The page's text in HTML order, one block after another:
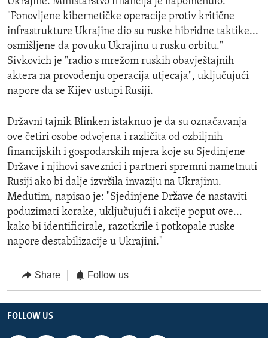
"Ponovljene kibernetičke operacije protiv kritične
infrastrukture Ukrajine dio su ruske hibridne taktike...
osmišljene da povuku Ukrajinu u rusku orbitu."
Sivkovich je "radio s mrežom ruskih obavještajnih
aktera na provođenju operacija utjecaja", uključujući
napore da se Kijev ustupi Rusiji.
Državni tajnik Blinken istaknuo je da su označavanja
ove četiri osobe odvojena i različita od ozbiljnih
financijskih i gospodarskih mjera koje su Sjedinjene
Države i njihovi saveznici i partneri spremni nametnuti
Rusiji ako bi dalje izvršila invaziju na Ukrajinu.
Međutim, napisao je: "Sjedinjene Države će nastaviti
poduzimati korake, uključujući i akcije poput ove...
kako bi identificirale, razotkrile i potkopale ruske
napore destabilizacije u Ukrajini."
Share Follow us
FOLLOW US